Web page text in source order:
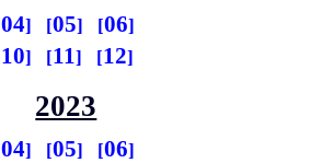
04 05
06
10 11 12
2023
04 05
06